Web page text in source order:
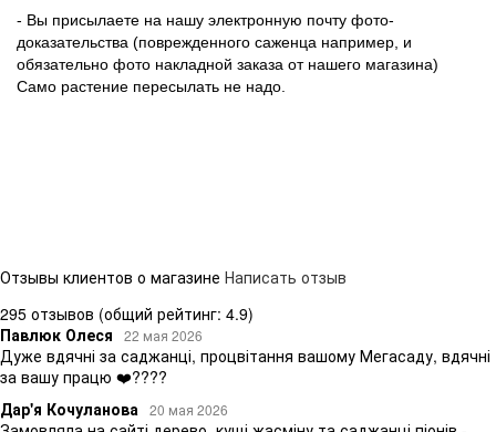
- Вы присылаете на нашу электронную почту фото-
доказательства (поврежденного саженца например, и
обязательно фото накладной заказа от нашего магазина)
Само растение пересылать не надо.
Отзывы клиентов о магазине Написать отзыв
295 отзывов (общий рейтинг: 4.9)
Павлюк Олеся
22 мая 2026
Дуже вдячні за саджанці, процвітання вашому Мегасаду, вдячні
за вашу працю ❤️????
Дар'я Кочуланова 20 мая 2026